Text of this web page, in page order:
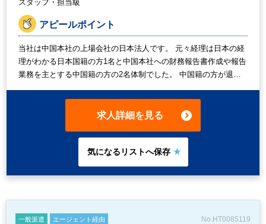
スタッフ・担当級
アピールポイント
当社は中国本社の上場会社の日本法人です。 元々経理は日本の経
理がわかる日本国籍の方1名と中国本社への財務報告書作成や報告
業務を主とする中国籍の方の2名体制でした。 中国籍の方が退職
職となり、急ぎでこちらの枠をひとまず派遣でカバーしたいとお
考えです。 中国語はできなくて問題ございませんので、日本の経
求人詳細を見る
一般派遣 エージェント経由 No.HT0085119